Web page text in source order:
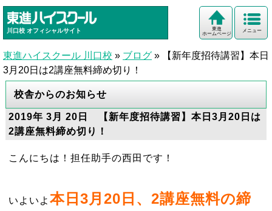
川口校 オフィシャルサイト メニュー
東進
ホームページ
東進ハイスクール 川口校 » ブログ »
【新年度招待講習】本日
3月20日は2講座無料締め切り！
校舎からのお知らせ
2019年 3月 20日 【新年度招待講習】本日3月20日は
2講座無料締め切り！
こんにちは！担任助手の西田です！
いよいよ 本日3月20日、2講座無料の締